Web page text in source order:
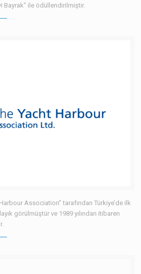
Bayrak" ile ödüllendirilmiştir.
Association” tarafından Türkiye’de ilk
görülmüştür ve 1989 yılından itibaren